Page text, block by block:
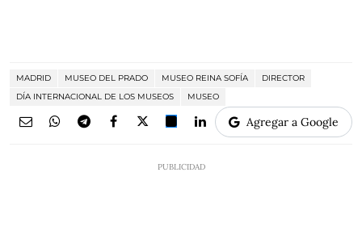
MADRID MUSEO DEL PRADO MUSEO REINA SOFÍA
DIRECTOR
DÍA INTERNACIONAL DE LOS MUSEOS
MUSEO
Agregar a Google